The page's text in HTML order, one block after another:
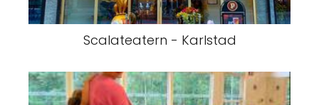
Scalateatern - Karlstad